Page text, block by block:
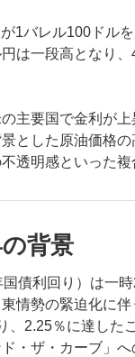
1バレル100ドル
は一段高となり
主要国で金利が
とした原油価格
透明感といった複
背景
債利回り）は一
情勢の緊迫化に
、2.25％に達し
・ザ・カーブ」